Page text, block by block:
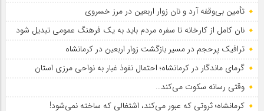
تأمین بی‌وقفه آرد و نان زوار اربعین در مرز خسروی
نان کامل از کارخانه تا سفره مردم باید به یک فرهنگ عمومی تبدیل شود
ترافیک پرحجم در مسیر بازگشت زوار اربعین در کرمانشاه
گرمای ماندگار در کرمانشاه؛ احتمال نفوذ غبار به نواحی مرزی استان
وقتی رسانه سکوت می‌کند…
کرمانشاه؛ ثروتی که عبور می‌کند، اشتغالی که ساخته نمی‌شود!